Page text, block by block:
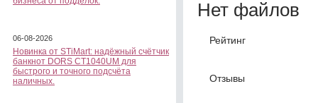
06-08-2026
Новинка от STiMart: надёжный счётчик
банкнот DORS CT1040UM для
быстрого и точного подсчёта
наличных.
Нет файлов
Рейтинг
Отзывы